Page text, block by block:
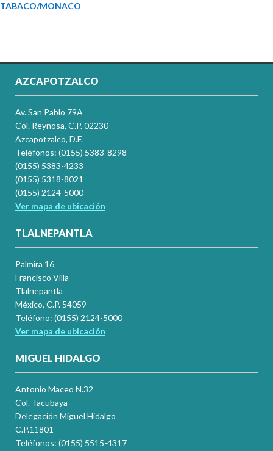
TABACO/MONACO
AZCAPOTZALCO
Av. San Pablo 79A
Col. Reynosa, C.P. 02230
Azcapotzalco, D.F.
Teléfonos: (0155) 5383-8298
(0155) 5383-4233
(0155) 5318-8021
(0155) 2124-5000
Ver mapa de ubicación
TLALNEPANTLA
Palmira 16
Francisco Villa
Tlalnepantla
México, C.P. 54059
Teléfono: (0155) 2124-5000
Ver mapa de ubicación
MIGUEL HIDALGO
Antonio Maceo N.32
Col. Tacubaya
Delegación Miguel Hidalgo
C.P.11801
Teléfonos: (0155) 5515-4317